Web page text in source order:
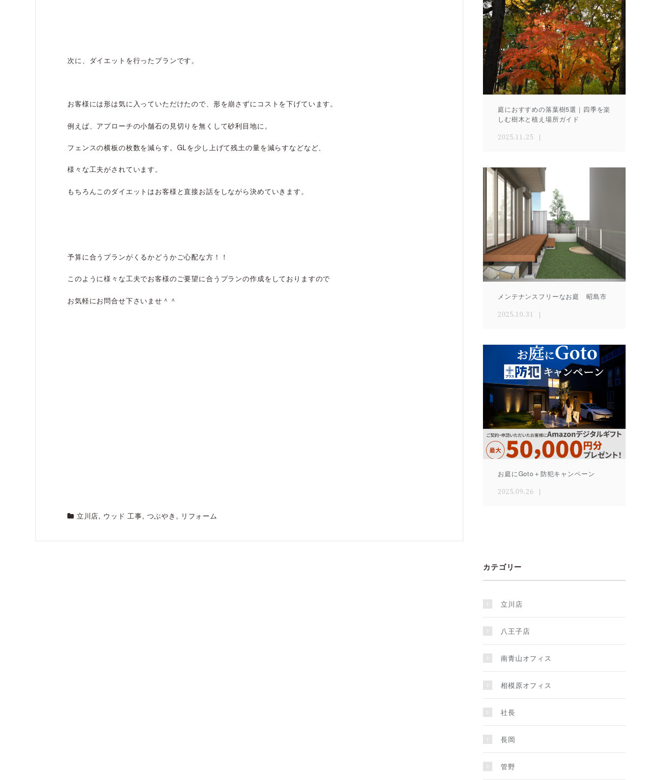
次に、ダイエットを行ったプランです。
お客様には形は気に入っていただけたので、形を崩さずにコストを下げています。
例えば、アプローチの小舗石の見切りを無くして砂利目地に。
フェンスの横板の枚数を減らす。GLを少し上げて残土の量を減らすなどなど、
様々な工夫がされています。
もちろんこのダイエットはお客様と直接お話をしながら決めていきます。
予算に合うプランがくるかどうかご心配な方！！
このように様々な工夫でお客様のご要望に合うプランの作成をしておりますので
お気軽にお問合せ下さいませ＾＾
立川店, ウッド 工事, つぶやき , リフォーム
庭におすすめの落葉樹5選｜四季を楽
しむ樹木と植え場所ガイド
2025.11.25
メンテナンスフリーなお庭 昭島市
2025.10.31
お庭にGoto＋防犯キャンペーン
2025.09.26
カテゴリー
立川店
八王子店
南青山オフィス
相模原オフィス
社長
長岡
管野